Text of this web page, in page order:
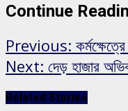
Continue
Previous:
Next: দেড় হাজার
Related Stories